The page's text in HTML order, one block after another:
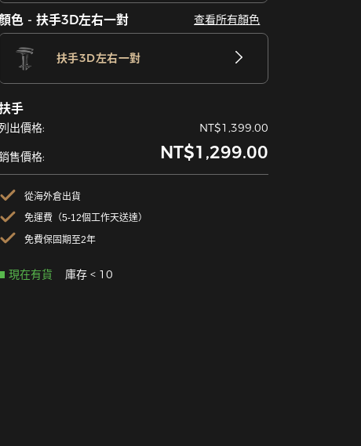
色 - 扶手3D左右一對 查看所有顏色
扶手3D左右一對
手
出價格: NT$1,399.00
售價格: NT$1,299.00
從海外倉出貨
免運費（5-12個工作天送達）
免費保固期至2年
現在有貨 庫存 < 10